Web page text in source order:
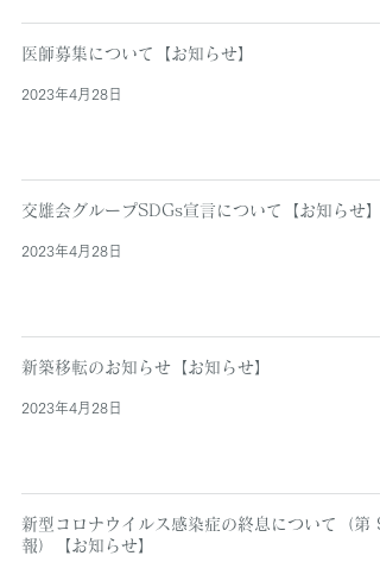
医師募集について【お知らせ】
2023年4月28日
交雄会グループSDGs宣言について【お知らせ】
2023年4月28日
新築移転のお知らせ【お知らせ】
2023年4月28日
新型コロナウイルス感染症の終息について（第 9
報）【お知らせ】